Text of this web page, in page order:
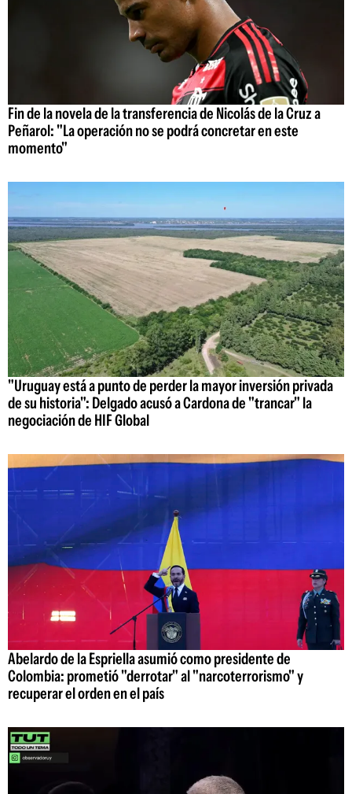
Fin de la novela de la transferencia de Nicolás de la Cruz a
Peñarol: "La operación no se podrá concretar en este
momento"
"Uruguay está a punto de perder la mayor inversión privada
de su historia": Delgado acusó a Cardona de "trancar" la
negociación de HIF Global
Abelardo de la Espriella asumió como presidente de
Colombia: prometió "derrotar" al "narcoterrorismo" y
recuperar el orden en el país